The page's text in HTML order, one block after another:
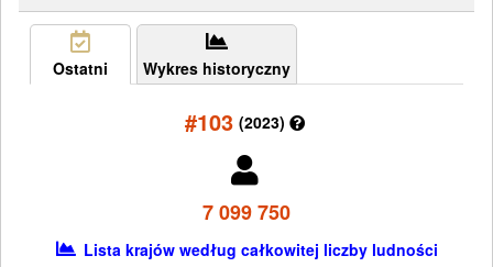
Ostatni Wykres historyczny
#103 (2023)
7 099 750
Lista krajów według całkowitej liczby ludności